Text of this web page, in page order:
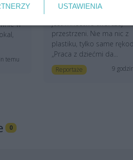
w
temu
jest mnóstwo twórczej
przestrzeni. Nie ma nic z
plastiku, tylko same
„Praca z dziećmi da...
Reportaże 9
0
USTAWIENIA